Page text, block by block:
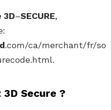
3D–SECURE,
.com/ca/merchant/fr/so
Secure ?